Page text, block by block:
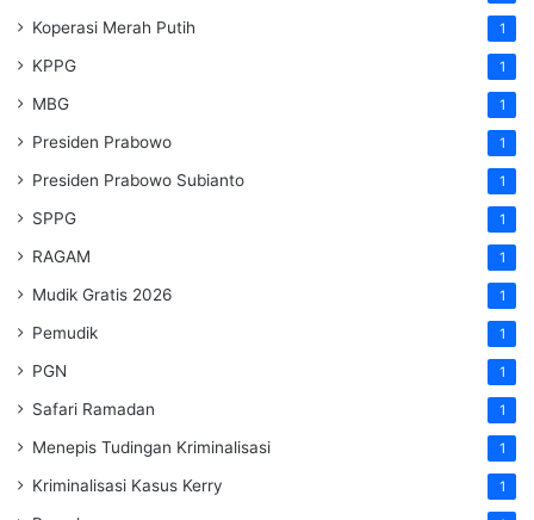
Koperasi Merah Putih 1
KPPG 1
MBG 1
Presiden Prabowo 1
Presiden Prabowo Subianto 1
SPPG 1
RAGAM 1
Mudik Gratis 2026 1
Pemudik 1
PGN 1
Safari Ramadan 1
Menepis Tudingan Kriminalisasi 1
Kriminalisasi Kasus Kerry 1